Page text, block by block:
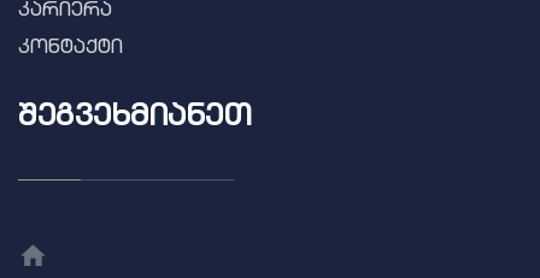
კარიერა
კონტაქტი
ᲨᲔᲒᲕᲔᲮᲛᲘᲐᲜᲔᲗ